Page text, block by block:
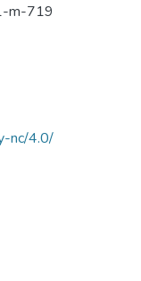
m-719
nc/4.0/